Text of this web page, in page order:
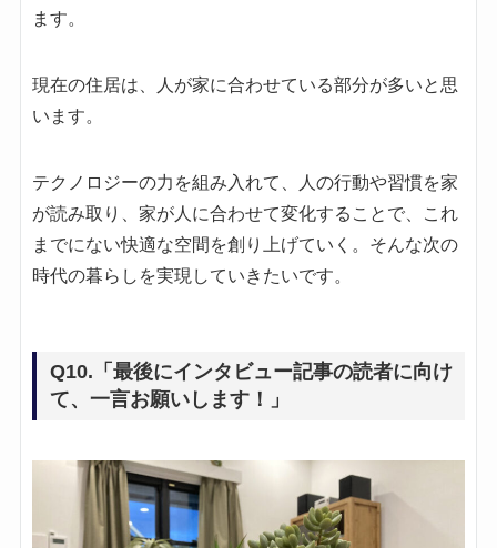
ます。
現在の住居は、人が家に合わせている部分が多いと思
います。
テクノロジーの力を組み入れて、人の行動や習慣を家
が読み取り、家が人に合わせて変化することで、これ
までにない快適な空間を創り上げていく。そんな次の
時代の暮らしを実現していきたいです。
Q10.「最後にインタビュー記事の読者に向け
て、一言お願いします！」